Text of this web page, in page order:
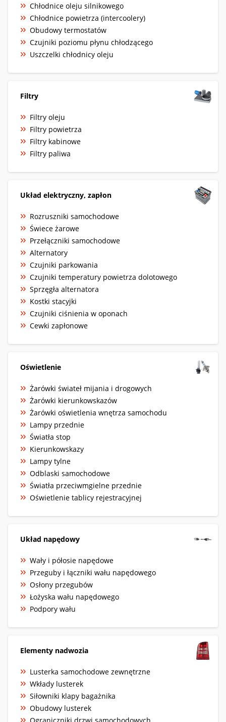
Chłodnice oleju silnikowego
Chłodnice powietrza (intercoolery)
Obudowy termostatów
Czujniki poziomu płynu chłodzącego
Uszczelki chłodnicy oleju
Filtry
Filtry oleju
Filtry powietrza
Filtry kabinowe
Filtry paliwa
Układ elektryczny, zapłon
Rozruszniki samochodowe
Świece żarowe
Przełączniki samochodowe
Alternatory
Czujniki parkowania
Czujniki temperatury powietrza dolotowego
Sprzęgła alternatora
Kostki stacyjki
Czujniki ciśnienia w oponach
Cewki zapłonowe
Oświetlenie
Żarówki świateł mijania i drogowych
Żarówki kierunkowskazów
Żarówki oświetlenia wnętrza samochodu
Lampy przednie
Światła stop
Kierunkowskazy
Lampy tylne
Odblaski samochodowe
Światła przeciwmgielne przednie
Oświetlenie tablicy rejestracyjnej
Układ napędowy
Wały i półosie napędowe
Przeguby i łączniki wału napędowego
Osłony przegubów
Łożyska wału napędowego
Podpory wału
Elementy nadwozia
Lusterka samochodowe zewnętrzne
Wkłady lusterek
Siłowniki klapy bagażnika
Obudowy lusterek